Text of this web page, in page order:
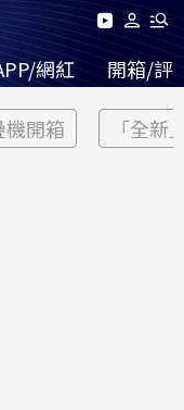
網紅 開箱/評
機開箱 「全新